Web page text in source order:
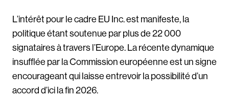
L’intérêt pour le cadre EU Inc. est manifeste, la
politique étant soutenue par plus de 22 000
signataires à travers l’Europe. La récente dynamique
insufflée par la Commission européenne est un signe
encourageant qui laisse entrevoir la possibilité d’un
accord d’ici la fin 2026.